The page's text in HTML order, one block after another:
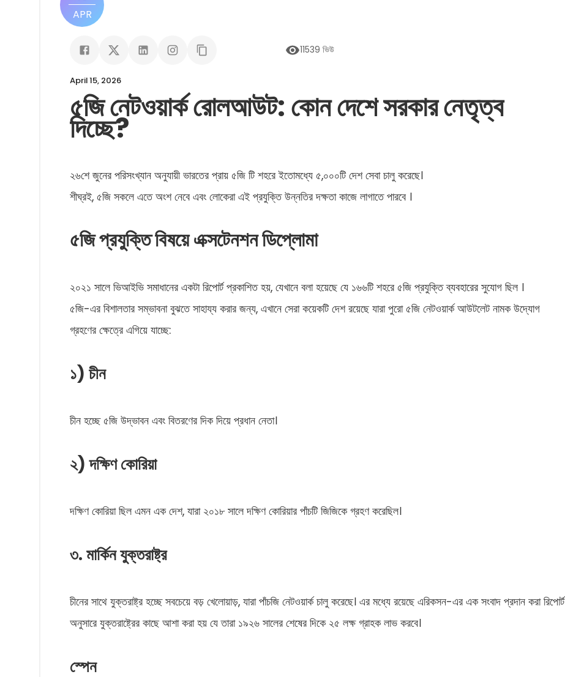
APR
11539 ভিউ
April 15, 2026
৫জি নেটওয়ার্ক রোলআউট: কোন দেশে সরকার নেতৃত্ব
দিচ্ছে?
২৬শে জুনের পরিসংখ্যান অনুযায়ী ভারতের প্রায় ৫জি টি শহরে ইতোমধ্যে ৫,০০০টি দেশ সেবা চালু করেছে।
শীঘ্রই, ৫জি সকলে এতে অংশ নেবে এবং লোকেরা এই প্রযুক্তি উন্নতির দক্ষতা কাজে লাগাতে পারবে ।
৫জি প্রযুক্তি বিষয়ে এক্সটেনশন ডিপ্লোমা
২০২১ সালে ভিআইভি সমাধানের একটা রিপোর্ট প্রকাশিত হয়, যেখানে বলা হয়েছে যে ১৬৬টি শহরে ৫জি প্রযুক্তি ব্যবহারের সুযোগ ছিল ।
৫জি-এর বিশালতার সম্ভাবনা বুঝতে সাহায্য করার জন্য, এখানে সেরা কয়েকটি দেশ রয়েছে যারা পুরো ৫জি নেটওয়ার্ক আউটলেট নামক উদ্যোগ
গ্রহণের ক্ষেত্রে এগিয়ে যাচ্ছে:
১) চীন
চীন হচ্ছে ৫জি উদ্ভাবন এবং বিতরণের দিক দিয়ে প্রধান নেতা।
২) দক্ষিণ কোরিয়া
দক্ষিণ কোরিয়া ছিল এমন এক দেশ, যারা ২০১৮ সালে দক্ষিণ কোরিয়ার পাঁচটি জিজিকে গ্রহণ করেছিল।
৩. মার্কিন যুক্তরাষ্ট্র
চীনের সাথে যুক্তরাষ্ট্র হচ্ছে সবচেয়ে বড় খেলোয়াড়, যারা পাঁচজি নেটওয়ার্ক চালু করেছে। এর মধ্যে রয়েছে এরিকসন-এর এক সংবাদ প্রদান করা রিপোর্ট
অনুসারে যুক্তরাষ্ট্রের কাছে আশা করা হয় যে তারা ১৯২৬ সালের শেষের দিকে ২৫ লক্ষ গ্রাহক লাভ করবে।
স্পেন